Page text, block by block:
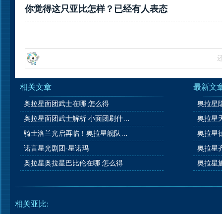
你觉得这只亚比怎样？已经有人表态
相关文章
奥拉星面团武士在哪 怎么得
诺言星光剧团-星诺玛
奥拉星奥拉星巴比伦在哪 怎么得
最新文
相关亚比: